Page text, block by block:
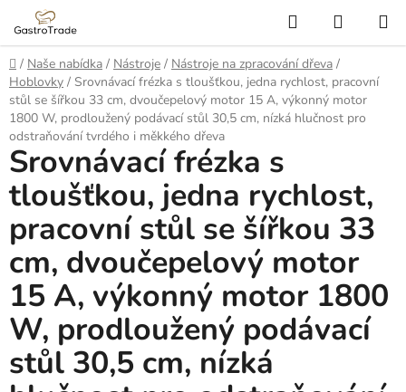
obsah
Hledat
KOŠÍK
Domů
/ Naše nabídka / Nástroje / Nástroje na zpracování dřeva /
Hoblovky / Srovnávací frézka s tloušťkou, jedna rychlost, pracovní
stůl se šířkou 33 cm, dvoučepelový motor 15 A, výkonný motor
1800 W, prodloužený podávací stůl 30,5 cm, nízká hlučnost pro
odstraňování tvrdého i měkkého dřeva
Srovnávací frézka s
tloušťkou, jedna rychlost,
pracovní stůl se šířkou 33
cm, dvoučepelový motor
15 A, výkonný motor 1800
W, prodloužený podávací
stůl 30,5 cm, nízká